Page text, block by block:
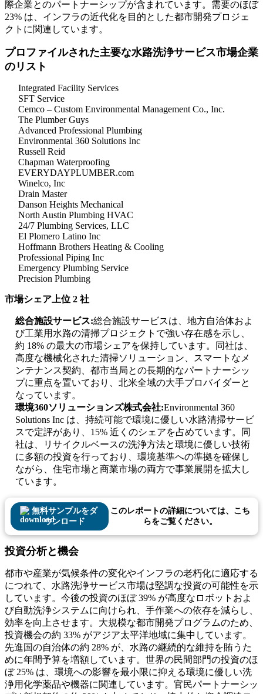
際企業とのパートナーシップが含まれています。需要のほぼ
23% は、インフラの近代化を目的とした都市開発プロジェ
クトに関連しています。
プロファイルされた主要な水路洗浄サービス市場企業
のリスト
Integrated Facility Services
SFT Service
Cemco – Custom Environmental Management Co., Inc.
The Plumber Guys
Advanced Professional Plumbing
Environmental 360 Solutions Inc
Russell Reid
Chapman Waterproofing
EVERYDAYPLUMBER.com
Winelco, Inc
Drain Master
Danson Heights Mechanical
North Austin Plumbing HVAC
24/7 Plumbing Services, LLC
El Plomero Latino Inc
Hoffmann Brothers Heating & Cooling
Professional Piping Inc
Emergency Plumbing Service
Precision Plumbing
市場シェア上位 2 社
総合施設サービス:総合施設サービスは、地方自治体およ
び工業用水路の清掃プロジェクトで強い存在感を示し、
約 18% の最大の市場シェアを保持しています。同社は、
高度な機械化された清掃ソリューション、スマートなメ
ンテナンス契約、都市当局との長期的なパートナーシッ
プに重点を置いており、北米全域の大手プロバイダーと
なっています。
環境360ソリューションズ株式会社:Environmental 360
Solutions Inc は、持続可能で環境に優しい水路清掃サービ
スで定評があり、15% 近くのシェアを占めています。同
社は、リサイクルベースの洗浄方法と環境に優しい技術
に多額の投資を行っており、環境基準への準拠を確保し
ながら、住宅市場と商業市場の両方で事業展開を拡大し
ています。
無料サンプルをダ
ウンロード
このレポートの詳細については、こち
らをご覧ください。
投資分析と機会
都市や産業が気候条件の変化やインフラの老朽化に適応する
につれて、水路洗浄サービス市場は堅調な投資の可能性を示
しています。今後の投資のほぼ 39% が高度なロボットおよ
び自動洗浄システムに向けられ、手作業への依存を減らし、
効率を向上させます。大規模な都市開発プログラムのため、
投資機会の約 33% がアジア太平洋地域に集中しています。
先進国の自治体の約 28% が、水路の継続的な維持を賄うた
めに年間予算を増額しています。世界の民間部門の投資のほ
ぼ 25% は、環境への影響を最小限に抑える環境に優しい洗
浄用化学薬品や機器に関連しています。官民パートナーシッ